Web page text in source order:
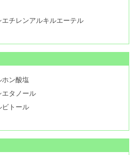
エチレンアルキルエーテル
ホン酸塩
エタノール
ビトール